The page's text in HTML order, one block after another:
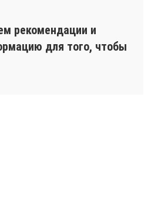
рекомендации и
для того, чтобы